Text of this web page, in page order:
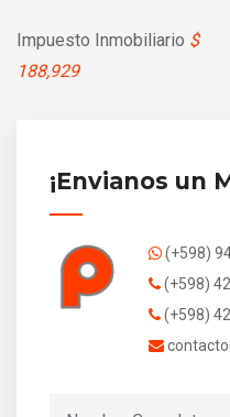
Impuesto Inmobiliario $
188,929
¡Envianos un
(+598)
(+598)
(+598)